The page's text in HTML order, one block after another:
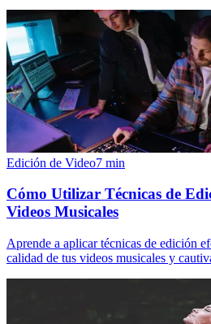
Edición de Video7 min
Cómo Utilizar Técnicas de
Videos Musicales
Aprende a aplicar técnicas de edición
calidad de tus videos musicales y